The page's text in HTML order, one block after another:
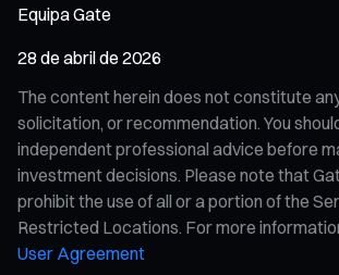
Equipa Gate
28 de abril de 2026
The content herein does not constitute
solicitation, or recommendation. You
independent professional advice before
investment decisions. Please note that
prohibit the use of all or a portion of the
Restricted Locations. For more
User Agreement